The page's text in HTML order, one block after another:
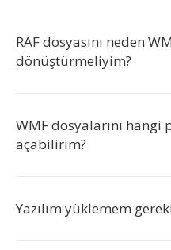
RAF dosyasını neden
dönüştürmeliyim?
WMF dosyalarını
açabilirim?
Yazılım yüklemem